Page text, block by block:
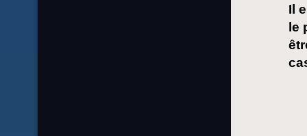
Il
le